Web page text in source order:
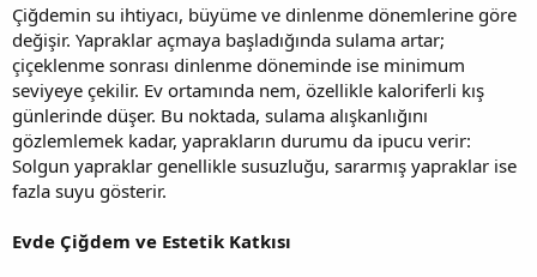
Çiğdemin su ihtiyacı, büyüme ve dinlenme dönemlerine göre
değişir. Yapraklar açmaya başladığında sulama artar;
çiçeklenme sonrası dinlenme döneminde ise minimum
seviyeye çekilir. Ev ortamında nem, özellikle kaloriferli kış
günlerinde düşer. Bu noktada, sulama alışkanlığını
gözlemlemek kadar, yaprakların durumu da ipucu verir:
Solgun yapraklar genellikle susuzluğu, sararmış yapraklar ise
fazla suyu gösterir.
Evde Çiğdem ve Estetik Katkısı